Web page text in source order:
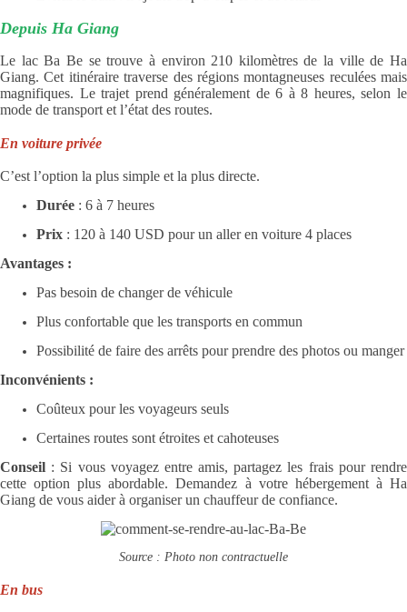
Depuis Ha Giang
Le lac Ba Be se trouve à environ 210 kilomètres de la ville de Ha
Giang. Cet itinéraire traverse des régions montagneuses reculées mais
magnifiques. Le trajet prend généralement de 6 à 8 heures, selon le
mode de transport et l’état des routes.
En voiture privée
C’est l’option la plus simple et la plus directe.
Durée : 6 à 7 heures
Prix : 120 à 140 USD pour un aller en voiture 4 places
Avantages :
Pas besoin de changer de véhicule
Plus confortable que les transports en commun
Possibilité de faire des arrêts pour prendre des photos ou manger
Inconvénients :
Coûteux pour les voyageurs seuls
Certaines routes sont étroites et cahoteuses
Conseil : Si vous voyagez entre amis, partagez les frais pour rendre
cette option plus abordable. Demandez à votre hébergement à Ha
Giang de vous aider à organiser un chauffeur de confiance.
Source : Photo non contractuelle
En bus